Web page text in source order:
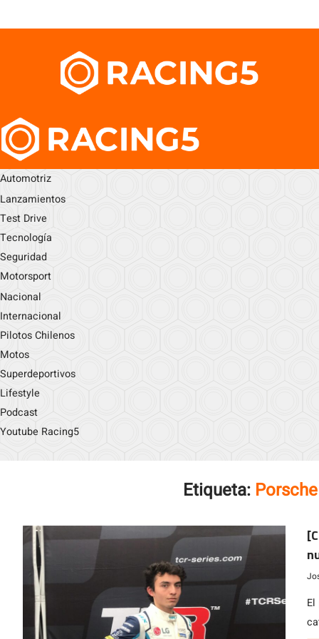
Automotriz
Lanzamientos
Test Drive
Tecnología
Seguridad
Motorsport
Nacional
Internacional
Pilotos Chilenos
Motos
Superdeportivos
Lifestyle
Podcast
Youtube Racing5
Etiqueta: